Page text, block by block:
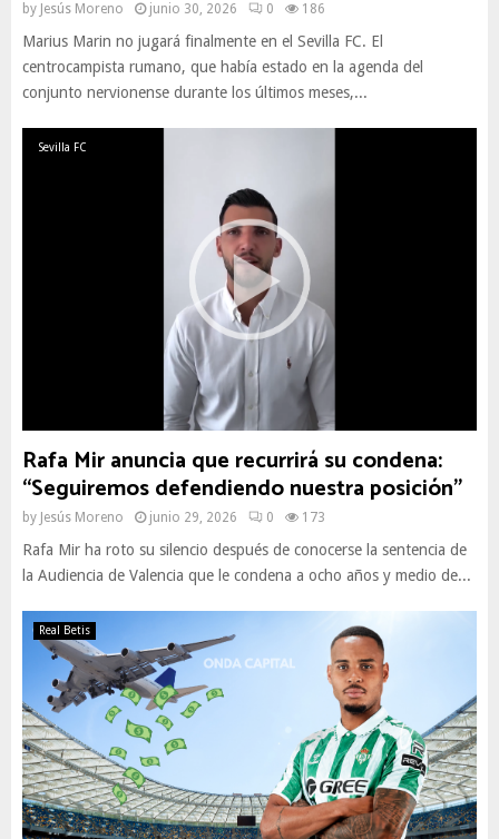
by Jesús Moreno junio 30, 2026 0 186
Marius Marin no jugará finalmente en el Sevilla FC. El
centrocampista rumano, que había estado en la agenda del
conjunto nervionense durante los últimos meses,...
Sevilla FC
Rafa Mir anuncia que recurrirá su condena:
“Seguiremos defendiendo nuestra posición”
by Jesús Moreno junio 29, 2026 0 173
Rafa Mir ha roto su silencio después de conocerse la sentencia de
la Audiencia de Valencia que le condena a ocho años y medio de...
Real Betis